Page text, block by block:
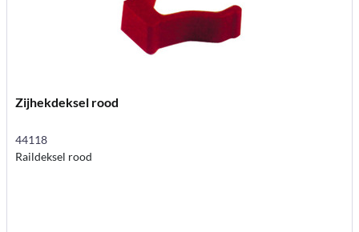
Zijhekdeksel rood
44118
Raildeksel rood